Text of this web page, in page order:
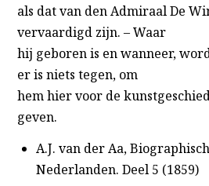
als dat van den Admiraal De
vervaardigd zijn. – Waar
hij geboren is en wanneer,
er is niets tegen, om
hem hier voor de
geven.
A.J. van der Aa,
Nederlanden. Deel 5 (1859)